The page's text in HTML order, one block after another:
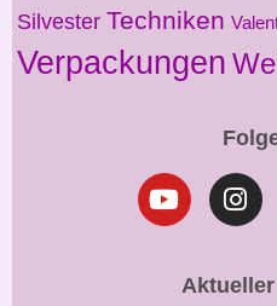
Silvester Techniken
Verpackungen